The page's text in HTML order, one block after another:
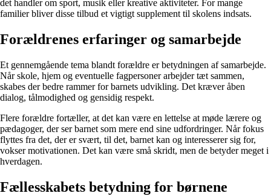
det handler om sport, musik eller kreative aktiviteter. For mange
familier bliver disse tilbud et vigtigt supplement til skolens indsats.
Forældrenes erfaringer og samarbejde
Et gennemgående tema blandt forældre er betydningen af samarbejde.
Når skole, hjem og eventuelle fagpersoner arbejder tæt sammen,
skabes der bedre rammer for barnets udvikling. Det kræver åben
dialog, tålmodighed og gensidig respekt.
Flere forældre fortæller, at det kan være en lettelse at møde lærere og
pædagoger, der ser barnet som mere end sine udfordringer. Når fokus
flyttes fra det, der er svært, til det, barnet kan og interesserer sig for,
vokser motivationen. Det kan være små skridt, men de betyder meget i
hverdagen.
Fællesskabets betydning for børnene